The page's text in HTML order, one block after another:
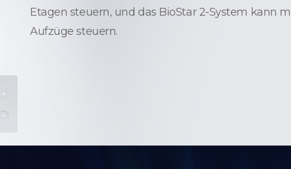
Etagen steuern, und das BioStar 2-System kann
Aufzüge steuern.